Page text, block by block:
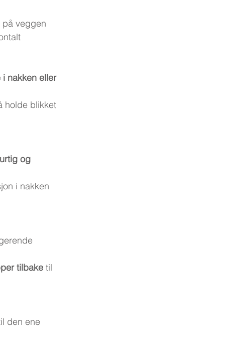
veggen
i nakken eller
holde blikket
og
i nakken
tilbake til
den ene